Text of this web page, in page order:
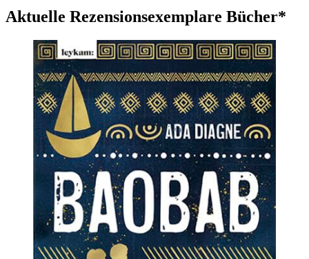
Aktuelle Rezensionsexemplare Bücher*